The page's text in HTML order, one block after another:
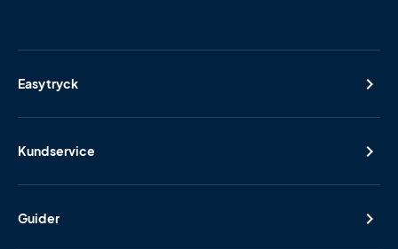
Easytryck
Kundservice
Guider